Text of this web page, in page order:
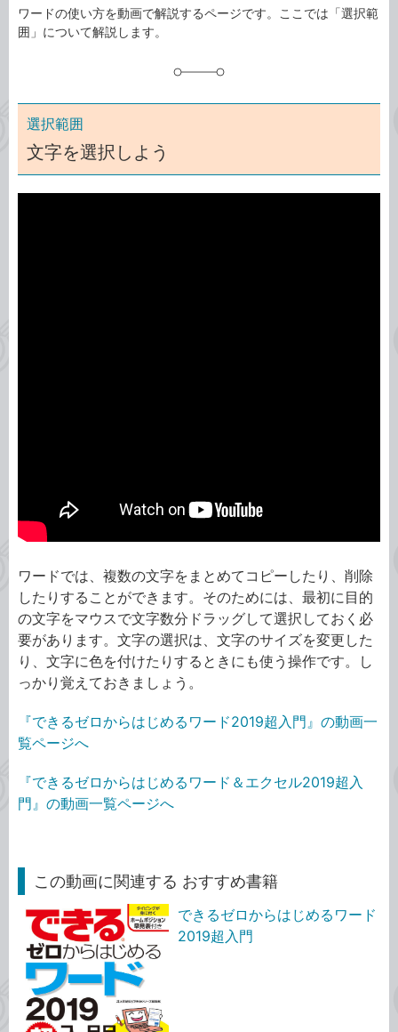
ワードの使い方を動画で解説するページです。ここでは「選択範
囲」について解説します。
選択範囲
文字を選択しよう
ワードでは、複数の文字をまとめてコピーしたり、削除
したりすることができます。そのためには、最初に目的
の文字をマウスで文字数分ドラッグして選択しておく必
要があります。文字の選択は、文字のサイズを変更した
り、文字に色を付けたりするときにも使う操作です。し
っかり覚えておきましょう。
『できるゼロからはじめるワード2019超入門』の動画一
覧ページへ
『できるゼロからはじめるワード＆エクセル2019超入
門』の動画一覧ページへ
この動画に関連する おすすめ書籍
できるゼロからはじめるワード
2019超入門